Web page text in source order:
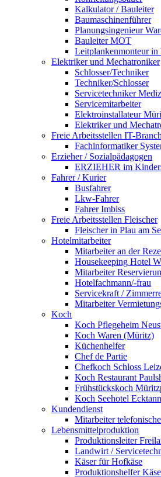
Kalkulator / Bauleiter
Baumaschinenführer
Planungsingenieur
Bauleiter MOT
Leitplankenmonteur
Elektriker und Mechatroniker
Schlosser/Techniker
Techniker/Schlosser
Servicetechniker
Servicemitarbeiter
Elektroinstallateur
Elektriker und
Freie Arbeitsstellen IT-
Fachinformatiker
Erzieher / Sozialpädagogen
ERZIEHER im
Fahrer / Kurier
Busfahrer
Lkw-Fahrer
Fahrer Imbiss
Freie Arbeitsstellen Fleischer
Fleischer in Plau am
Hotelmitarbeiter
Mitarbeiter an der
Housekeeping Hotel
Mitarbeiter
Hotelfachmann/-frau
Servicekraft /
Mitarbeiter
Koch
Koch Pflegeheim
Koch Waren (Müritz)
Küchenhelfer
Chef de Partie
Chefkoch Schloss
Koch Restaurant
Frühstückskoch
Koch Seehotel
Kundendienst
Mitarbeiter
Lebensmittelproduktion
Produktionsleiter
Landwirt /
Käser für Hofkäse
Produktionshelfer